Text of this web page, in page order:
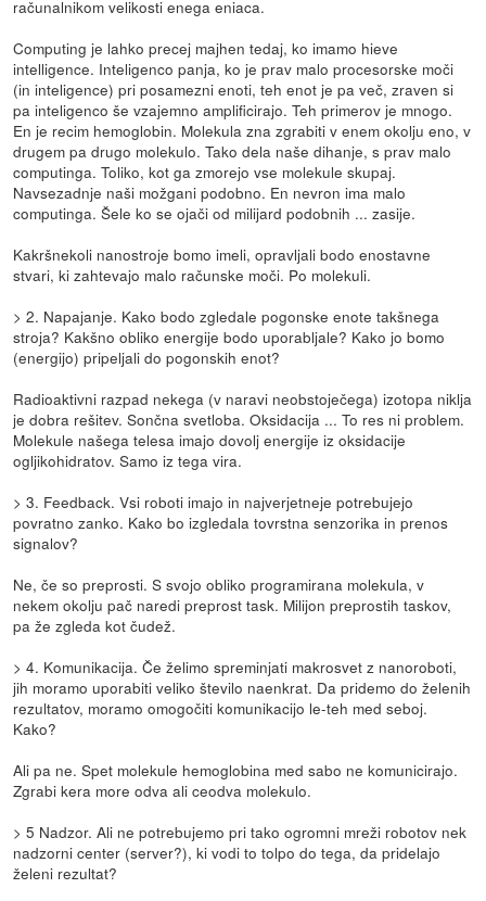
računalnikom velikosti enega eniaca.
Computing je lahko precej majhen tedaj, ko imamo hieve
intelligence. Inteligenco panja, ko je prav malo procesorske moči
(in inteligence) pri posamezni enoti, teh enot je pa več, zraven si
pa inteligenco še vzajemno amplificirajo. Teh primerov je mnogo.
En je recim hemoglobin. Molekula zna zgrabiti v enem okolju eno, v
drugem pa drugo molekulo. Tako dela naše dihanje, s prav malo
computinga. Toliko, kot ga zmorejo vse molekule skupaj.
Navsezadnje naši možgani podobno. En nevron ima malo
computinga. Šele ko se ojači od milijard podobnih ... zasije.
Kakršnekoli nanostroje bomo imeli, opravljali bodo enostavne
stvari, ki zahtevajo malo računske moči. Po molekuli.
> 2. Napajanje. Kako bodo zgledale pogonske enote takšnega
stroja? Kakšno obliko energije bodo uporabljale? Kako jo bomo
(energijo) pripeljali do pogonskih enot?
Radioaktivni razpad nekega (v naravi neobstoječega) izotopa niklja
je dobra rešitev. Sončna svetloba. Oksidacija ... To res ni problem.
Molekule našega telesa imajo dovolj energije iz oksidacije
ogljikohidratov. Samo iz tega vira.
> 3. Feedback. Vsi roboti imajo in najverjetneje potrebujejo
povratno zanko. Kako bo izgledala tovrstna senzorika in prenos
signalov?
Ne, če so preprosti. S svojo obliko programirana molekula, v
nekem okolju pač naredi preprost task. Milijon preprostih taskov,
pa že zgleda kot čudež.
> 4. Komunikacija. Če želimo spreminjati makrosvet z nanoroboti,
jih moramo uporabiti veliko število naenkrat. Da pridemo do želenih
rezultatov, moramo omogočiti komunikacijo le-teh med seboj.
Kako?
Ali pa ne. Spet molekule hemoglobina med sabo ne komunicirajo.
Zgrabi kera more odva ali ceodva molekulo.
> 5 Nadzor. Ali ne potrebujemo pri tako ogromni mreži robotov nek
nadzorni center (server?), ki vodi to tolpo do tega, da pridelajo
želeni rezultat?